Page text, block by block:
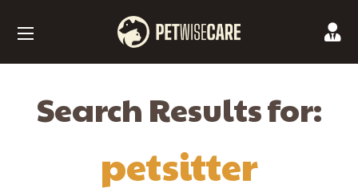
Search Results for:
petsitter